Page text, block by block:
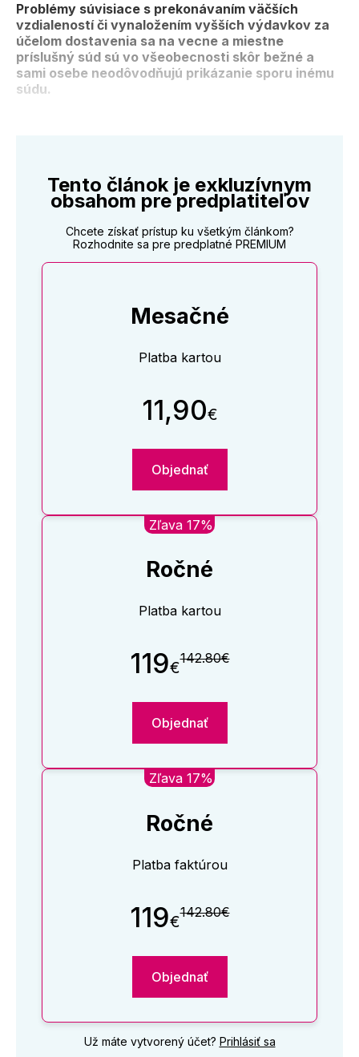
Problémy súvisiace s prekonávaním väčších
vzdialeností či vynaložením vyšších výdavkov za
účelom dostavenia sa na vecne a miestne
príslušný súd sú vo všeobecnosti skôr bežné a
sami osebe neodôvodňujú prikázanie sporu inému
súdu.
Tento článok je exkluzívnym
obsahom pre predplatiteľov
Chcete získať prístup ku všetkým článkom?
Rozhodnite sa pre predplatné PREMIUM
Mesačné
Platba kartou
11,90€
Objednať
Zľava 17%
Ročné
Platba kartou
119€142.80€
Objednať
Zľava 17%
Ročné
Platba faktúrou
119€142.80€
Objednať
Už máte vytvorený účet? Prihlásiť sa